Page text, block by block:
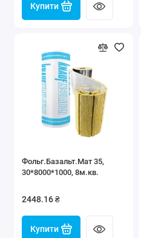
Купити
Фольг.Базальт.Мат 35,
30*8000*1000, 8м.кв.
2448.16 ₴
Купити